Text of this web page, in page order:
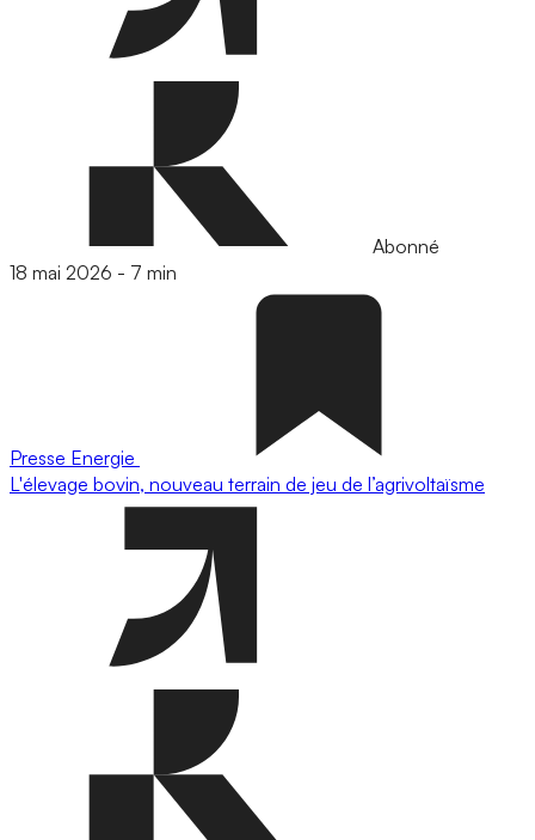
Abonné
18 mai 2026 - 7 min
Presse Energie
L'élevage bovin, nouveau terrain de jeu de l’agrivoltaïsme